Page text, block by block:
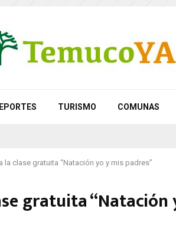
TURISMO COMUNAS
la clase gratuita “Natación yo y mis padres”
gratuita “Natación